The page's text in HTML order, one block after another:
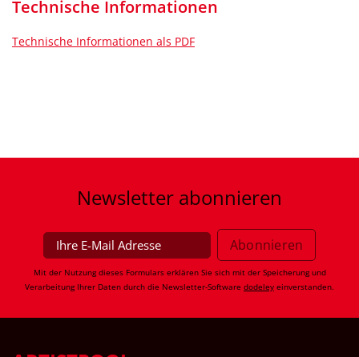
Technische Informationen
Technische Informationen als PDF
Newsletter abonnieren
Mit der Nutzung dieses Formulars erklären Sie sich mit der Speicherung und
Verarbeitung Ihrer Daten durch die Newsletter-Software dodeley einverstanden.